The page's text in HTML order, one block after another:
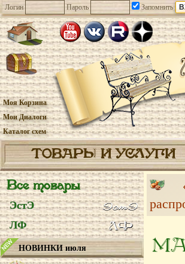
Логин Пароль Запомнить
Моя Корзина
Мои Диалоги
Каталог схем
ТОВАРЫ И УСЛУГИ
Все товары
ЭстЭ
ЛФ
НОВИНКИ июля